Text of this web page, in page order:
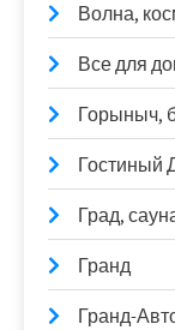
Волна,
Все для
Горыныч,
Гостиный
Град,
Гранд
Гранд-